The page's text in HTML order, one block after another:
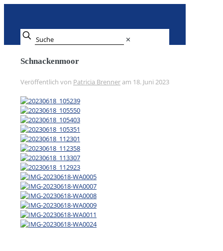
✕
Schnackenmoor
Veröffentlich von Patricia Brenneram 18. Juni 2023